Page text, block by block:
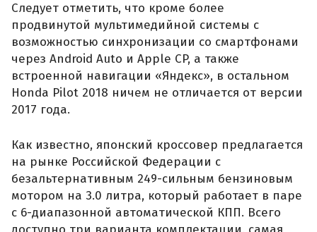
Следует отметить, что кроме более
продвинутой мультимедийной системы с
возможностью синхронизации со смартфонами
через Android Auto и Apple CP, а также
встроенной навигации «Яндекс», в остальном
Honda Pilot 2018 ничем не отличается от версии
2017 года.
Как известно, японский кроссовер предлагается
на рынке Российской Федерации с
безальтернативным 249-сильным бензиновым
мотором на 3.0 литра, который работает в паре
с 6-диапазонной автоматической КПП. Всего